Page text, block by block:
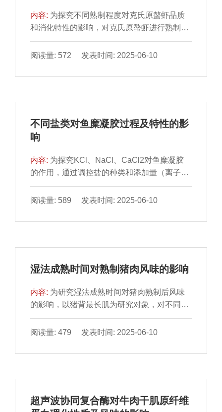
g/L、磷酸氢二钾5.63 g/L、氯化钠5.0 g/L、七
水硫酸镁0.2 g/L。在5 L发酵罐水平小试最大
活菌数可达1.67×1010 CFU/mL。
内容: 为探究不同熟制程度对克氏原螯虾品质
和消化特性的影响，对克氏原螯虾进行熟制处
理，使虾肉中心温度分别达到70、80、90、
100 ℃，通过测定虾肉水分含量、微观结构和
含量、表面疏水性、二级结构及蛋白消化率
着虾肉中心温度的升高，虾肉肌纤维束间隙增
大并失去弹性，品质下降。虾肉中心温度上升
导致虾肉蛋白氧化程度升高，羰基含量显著升
到3.569 nmol/mg，巯基含量显著降低（P＜
0.05）。蛋白质氧化会诱导蛋白质交联和聚
集，蛋白质适度氧化有利于提高蛋白消化率。
虾肉中心温度90 ℃时，蛋白质消化率达到最
化效果较佳，硬度和弹性适宜，能够较大程度
维持虾肉品质。
阅读量: 572 发表时间: 2025-06-10
不同盐类对鱼糜凝胶过程及特性的影
响
内容: 为探究KCl、NaCl、CaCl2对鱼糜凝胶
的作用，通过调控盐的种类和添加量（离子强
度）分析添加不同盐类对鱼糜凝胶的影响。结
果表明：相较于CaCl2，添加KCl、NaCl能更
高，KCl、NaCl、CaCl2均能提升鱼糜凝胶强
超过1.89%时，这些性质均有所降低。添加
在质量分数2.55%、5%、1.89%时达最大值。
折叠转变，而Ca2＋倾向于将α-螺旋转变为无
规卷曲和β-转角。当NaCl质量分数为3%时，
鱼糜凝胶离子键含量最高，而随着盐添加量的
提高，KCl组氢键与离子键含量于质量分数
流动水相对含量均高于CaCl2组，表明KCl、
NaCl组鱼糜凝胶网络保水性更强。本研究可为
阅读量: 589 发表时间: 2025-06-10
湿法成熟时间对熟制猪肉风味的影响
内容: 为研究湿法成熟时间对猪肉熟制后风味
的影响，以猪背最长肌为研究对象，对不同成
熟时间（1、12 h、1、3、5、7、10 d）猪肉
水煮熟制后的风味和滋味物质进行测定。结果
种挥发性风味物质，总含量呈先增加后降低的
为2 163.50 μg/kg；己醛、庚醛、辛醛、壬醛
随着成熟时间的延长，熟制猪肉呈味核苷酸和
阅读量: 479 发表时间: 2025-06-10
超声波协同复合酶对牛肉干肌原纤维